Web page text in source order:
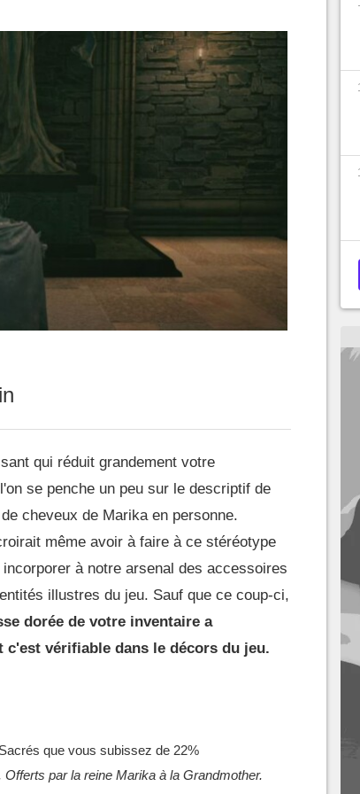
qui réduit grandement votre
se penche un peu sur le descriptif de
cheveux de Marika en personne.
même avoir à faire à ce stéréotype
à notre arsenal des accessoires
illustres du jeu. Sauf que ce coup-ci,
dorée de votre inventaire a
vérifiable dans le décors du jeu.
que vous subissez de 22%
par la reine Marika à la Grandmother.